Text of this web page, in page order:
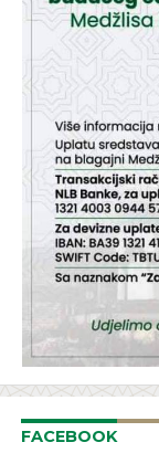
FACEBOOK